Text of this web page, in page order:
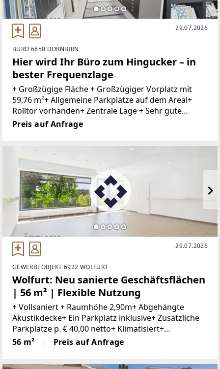
29.07.2026
BÜRO 6850 DORNBIRN
Hier wird Ihr Büro zum Hingucker – in
bester Frequenzlage
+ Großzügige Fläche + Großzügiger Vorplatz mit
59,76 m²+ Allgemeine Parkplätze auf dem Areal+
Rolltor vorhanden+ Zentrale Lage + Sehr gute
Infrastruktur+ Nahversorger und Dienstleister in
der Nähe + Öffentliche Verkehrsmittel
Preis auf Anfrage
29.07.2026
GEWERBEOBJEKT 6922 WOLFURT
Wolfurt: Neu sanierte Geschäftsflächen
| 56 m² | Flexible Nutzung
+ Vollsaniert + Raumhöhe 2,90m+ Abgehängte
Akustikdecke+ Ein Parkplatz inklusive+ Zusätzliche
Parkplätze p. € 40,00 netto+ Klimatisiert+
Kontrollierte Be- und Entlüftung+ Innovatives
Lichtkonzept+ WC+ Gute ErreichbarkeitIn
56 m² Preis auf Anfrage